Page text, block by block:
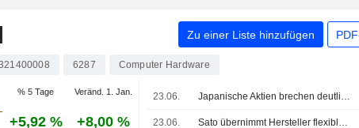
Zu einer Liste hinzufügen
6287 Computer Hardware
% 5 Tage Veränd. 1. Jan.
+5,92 % +8,00 %
23.06. Japanische Aktien brechen deutlich ein – Anleger rechnen mit Zinserhöhungen durch die US-Notenbank
23.06. Sato übernimmt Hersteller flexibler Verpackungen